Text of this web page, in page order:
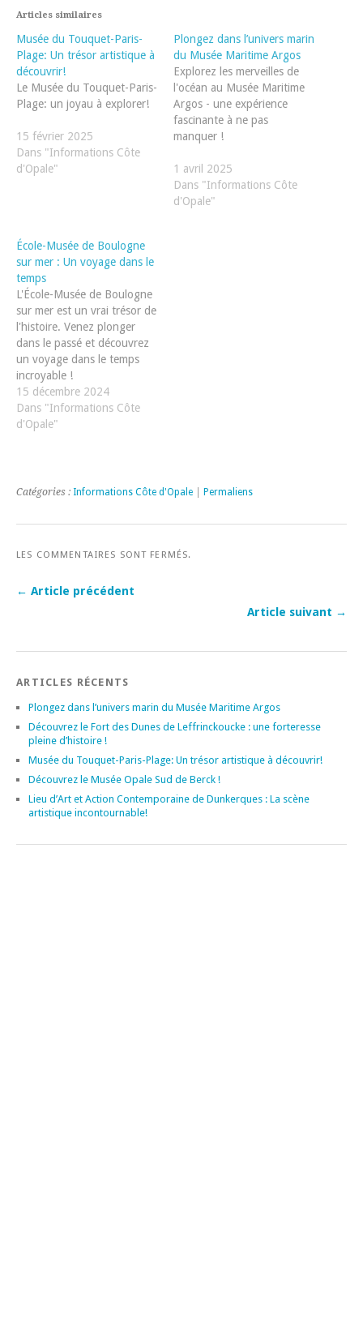
Articles similaires
Musée du Touquet-Paris-
Plage: Un trésor artistique à
découvrir!
Le Musée du Touquet-Paris-
Plage: un joyau à explorer!
15 février 2025
Dans "Informations Côte
d'Opale"
Plongez dans l’univers marin
du Musée Maritime Argos
Explorez les merveilles de
l'océan au Musée Maritime
Argos - une expérience
fascinante à ne pas
manquer !
1 avril 2025
Dans "Informations Côte
d'Opale"
École-Musée de Boulogne
sur mer : Un voyage dans le
temps
L'École-Musée de Boulogne
sur mer est un vrai trésor de
l'histoire. Venez plonger
dans le passé et découvrez
un voyage dans le temps
incroyable !
15 décembre 2024
Dans "Informations Côte
d'Opale"
Catégories : Informations Côte d'Opale Permaliens
LES COMMENTAIRES SONT FERMÉS.
← Article précédent
Article suivant →
ARTICLES RÉCENTS
Plongez dans l’univers marin du Musée Maritime Argos
Découvrez le Fort des Dunes de Leffrinckoucke : une forteresse
pleine d’histoire !
Musée du Touquet-Paris-Plage: Un trésor artistique à découvrir!
Découvrez le Musée Opale Sud de Berck !
Lieu d’Art et Action Contemporaine de Dunkerques : La scène
artistique incontournable!